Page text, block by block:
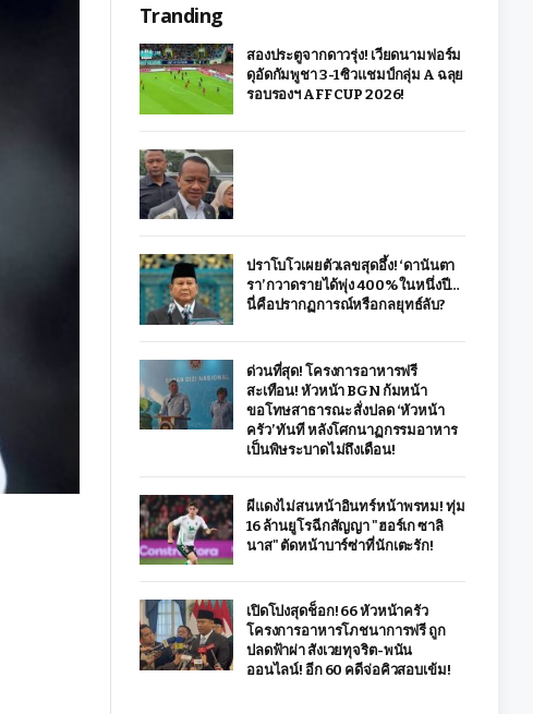
Tranding
สองประตูจากดาวรุ่ง! เวียดนามฟอร์ม
ดุอัดกัมพูชา 3-1 ซิวแชมป์กลุ่ม A ฉลุย
รอบรองฯ AFF CUP 2026!
ปราโบโวเผยตัวเลขสุดอึ้ง! ‘ดานันตา
รา’ กวาดรายได้พุ่ง 400% ในหนึ่งปี…
นี่คือปรากฏการณ์หรือกลยุทธ์ลับ?
ด่วนที่สุด! โครงการอาหารฟรี
สะเทือน! หัวหน้า BGN ก้มหน้า
ขอโทษสาธารณะ สั่งปลด ‘หัวหน้า
ครัว’ ทันที หลังโศกนาฏกรรมอาหาร
เป็นพิษระบาดไม่ถึงเดือน!
ผีแดงไม่สนหน้าอินทร์หน้าพรหม! ทุ่ม
16 ล้านยูโรฉีกสัญญา "ฮอร์เก ซาลิ
นาส" ตัดหน้าบาร์ซ่าที่นักเตะรัก!
เปิดโปงสุดช็อก! 66 หัวหน้าครัว
โครงการอาหารโภชนาการฟรี ถูก
ปลดฟ้าผ่า สังเวยทุจริต-พนัน
ออนไลน์! อีก 60 คดีจ่อคิวสอบเข้ม!